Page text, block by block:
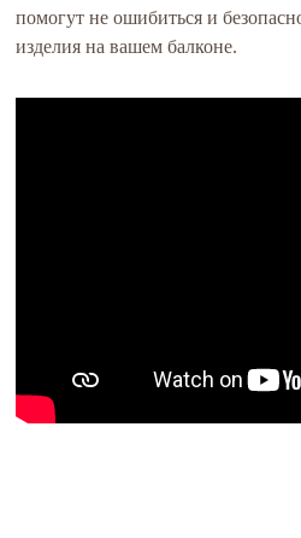
помогут не ошибиться и
изделия на вашем балконе.